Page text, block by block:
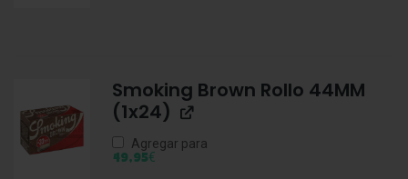
Smoking Brown Rollo 44MM
(1x24)
Agregar para
49,95€